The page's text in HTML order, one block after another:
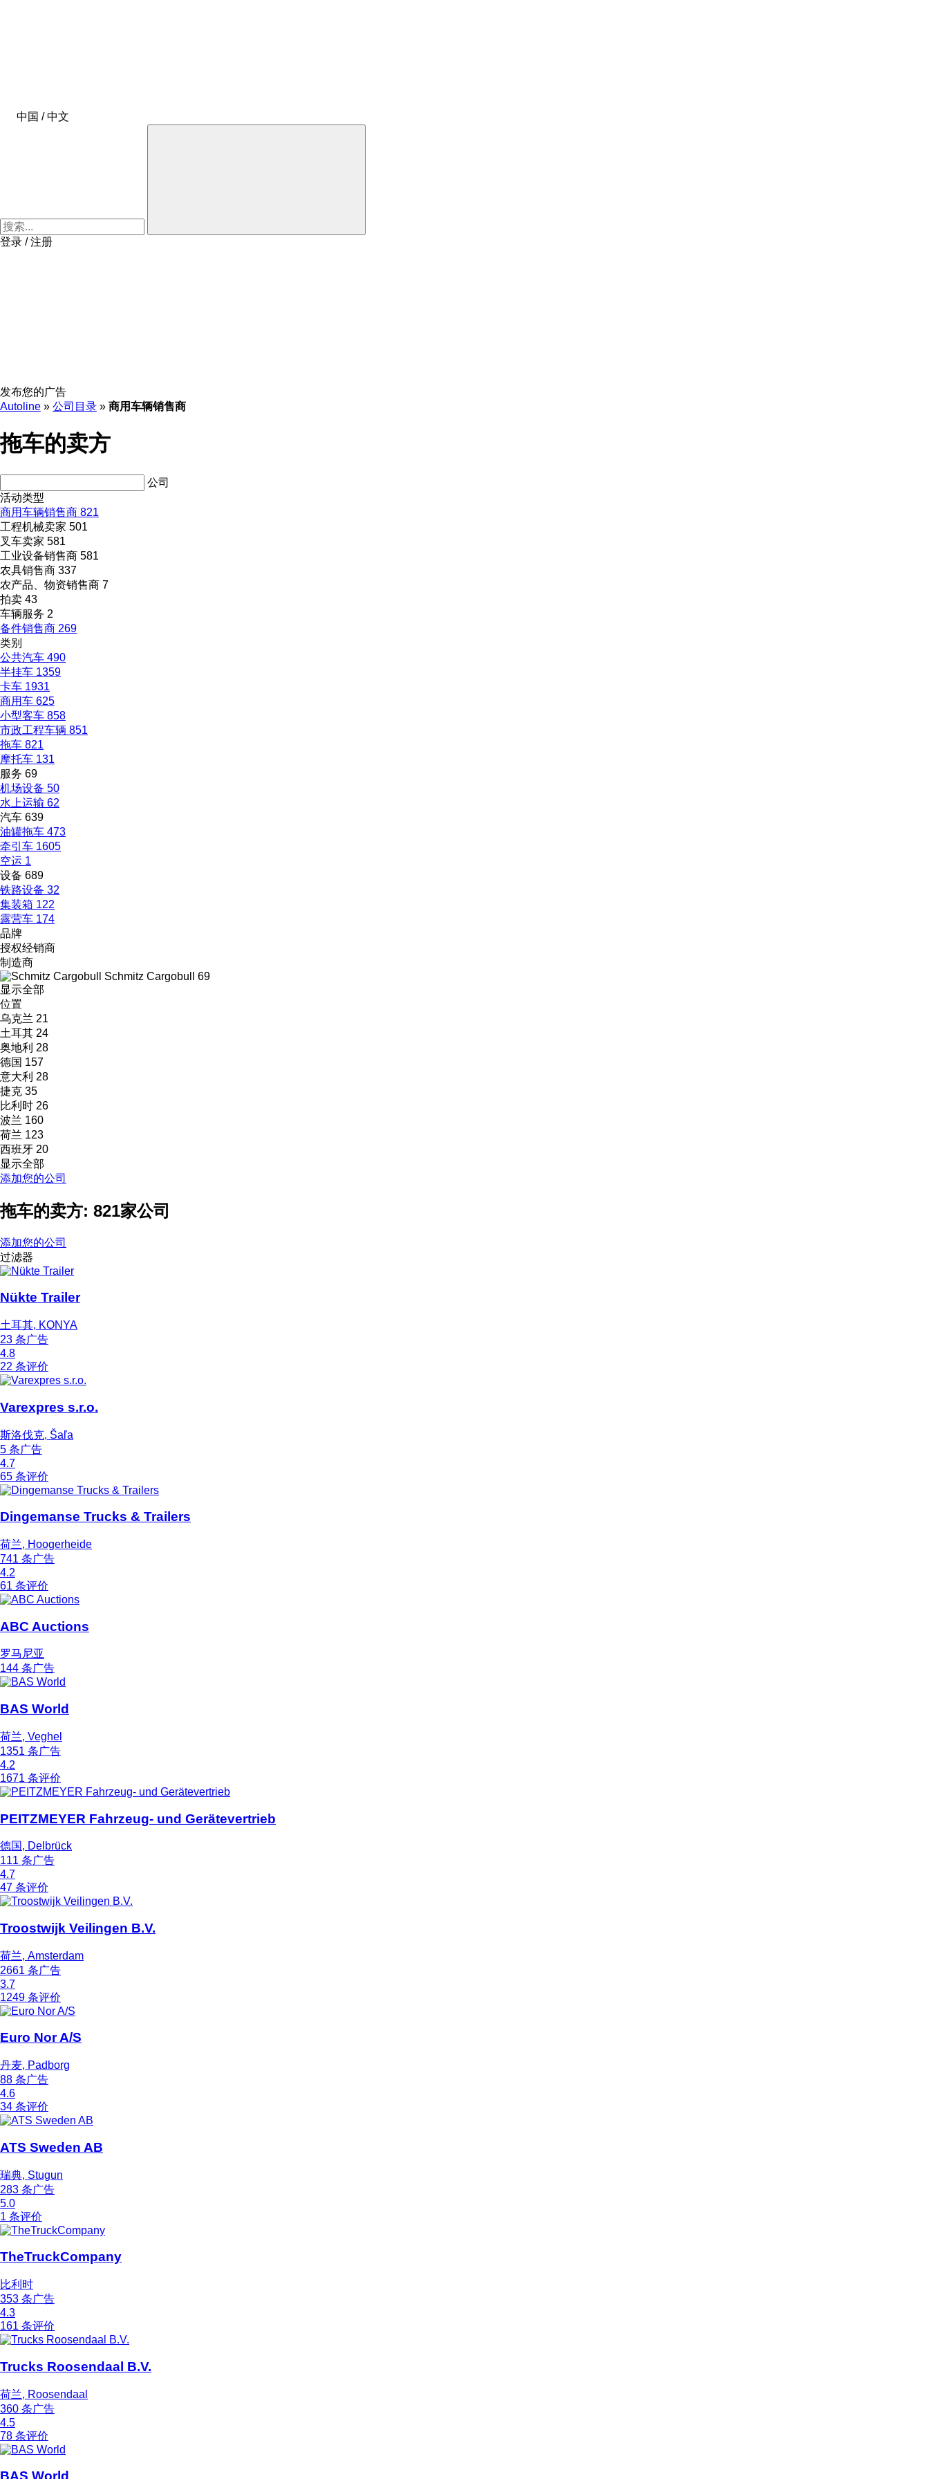
中国 / 中文
登录 / 注册
发布您的广告
Autoline » 公司目录 » 商用车辆销售商
拖车的卖方
公司
活动类型
商用车辆销售商 821
工程机械卖家 501
叉车卖家 581
工业设备销售商 581
农具销售商 337
农产品、物资销售商 7
拍卖 43
车辆服务 2
备件销售商 269
类别
公共汽车 490
半挂车 1359
卡车 1931
商用车 625
小型客车 858
市政工程车辆 851
拖车 821
摩托车 131
服务 69
机场设备 50
水上运输 62
汽车 639
油罐拖车 473
牵引车 1605
空运 1
设备 689
铁路设备 32
集装箱 122
露营车 174
品牌
授权经销商
制造商
Schmitz Cargobull 69
显示全部
位置
乌克兰 21
土耳其 24
奥地利 28
德国 157
意大利 28
捷克 35
比利时 26
波兰 160
荷兰 123
西班牙 20
显示全部
添加您的公司
拖车的卖方: 821家公司
添加您的公司
过滤器
Nükte Trailer
土耳其, KONYA
23 条广告
4.8
22 条评价
Varexpres s.r.o.
斯洛伐克, Šaľa
5 条广告
4.7
65 条评价
Dingemanse Trucks & Trailers
荷兰, Hoogerheide
741 条广告
4.2
61 条评价
ABC Auctions
罗马尼亚
144 条广告
BAS World
荷兰, Veghel
1351 条广告
4.2
1671 条评价
PEITZMEYER Fahrzeug- und Gerätevertrieb
德国, Delbrück
111 条广告
4.7
47 条评价
Troostwijk Veilingen B.V.
荷兰, Amsterdam
2661 条广告
3.7
1249 条评价
Euro Nor A/S
丹麦, Padborg
88 条广告
4.6
34 条评价
ATS Sweden AB
瑞典, Stugun
283 条广告
5.0
1 条评价
TheTruckCompany
比利时
353 条广告
4.3
161 条评价
Trucks Roosendaal B.V.
荷兰, Roosendaal
360 条广告
4.5
78 条评价
BAS World